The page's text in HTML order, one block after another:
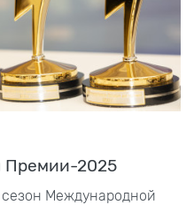
Премии-2025
Международной